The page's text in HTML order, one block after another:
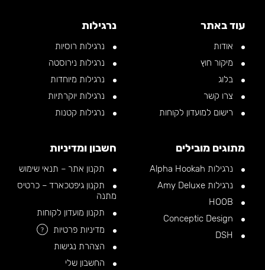
עוד באתר
אודות
מיקור חוץ
בלוג
צרו קשר
רישום למועדון לקוחות
נרגילות
נרגילות רוסיות
נרגילות נירוסטה
נרגילות מיוחדות
נרגילות יוקרתיות
נרגילות קטנות
מתוגים מובילים
נרגילות Alpha Hookah
נרגילות Amy Deluxe
חשבון ומדיניות
תקנון אתר – תנאי שימוש
תקנון גיפטכארד – כרטיס
מתנה
תקנון מועדון לקוחות
מדיניות פרטיות
?
הצהרת נגישות
החשבון שלי